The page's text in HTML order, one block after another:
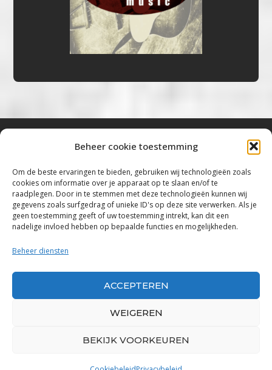
Beheer cookie toestemming
Om de beste ervaringen te bieden, gebruiken wij technologieën zoals
cookies om informatie over je apparaat op te slaan en/of te
raadplegen. Door in te stemmen met deze technologieën kunnen wij
gegevens zoals surfgedrag of unieke ID's op deze site verwerken. Als je
geen toestemming geeft of uw toestemming intrekt, kan dit een
nadelige invloed hebben op bepaalde functies en mogelijkheden.
Beheer diensten
ACCEPTEREN
WEIGEREN
BEKIJK VOORKEUREN
“Voor de mooiste Blues, Rock, Roots &
Americana”
Copyright 2019 – 2026 Bluestown Music – All